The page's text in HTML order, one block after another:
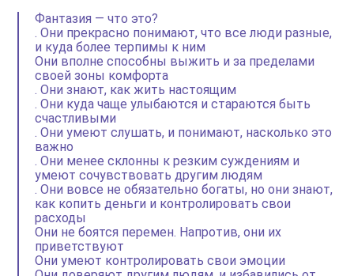
Фантазия — что это?
. Они прекрасно понимают, что все люди разные,
и куда более терпимы к ним
Они вполне способны выжить и за пределами
своей зоны комфорта
. Они знают, как жить настоящим
. Они куда чаще улыбаются и стараются быть
счастливыми
. Они умеют слушать, и понимают, насколько это
важно
. Они менее склонны к резким суждениям и
умеют сочувствовать другим людям
. Они вовсе не обязательно богаты, но они знают,
как копить деньги и контролировать свои
расходы
Они не боятся перемен. Напротив, они их
приветствуют
Они умеют контролировать свои эмоции